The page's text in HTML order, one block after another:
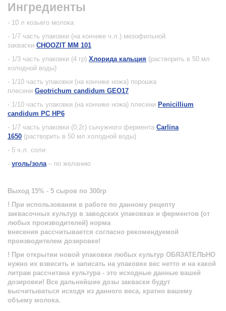
Ингредиенты
- 10 л козьего молока
- 1/7 часть упаковки (на кончике ч.л.) мезофильной
закваски CHOOZIT MM 101
- 1/3 часть упаковки (4 гр) Хлорида кальция (растворить в 50 мл
холодной воды)
- 1/10 часть упаковки (на кончике ножа) порошка
плесени Geotrichum candidum GEO17
- 1/10 часть упаковки (на кончике ножа) плесени Penicillium
candidum PC HP6
- 1/7 часть упаковки (0,2г) сычужного фермента Carlina
1650 (растворить в 50 мл холодной воды)
- 5 ч.л. соли
- уголь/зола– по желанию
Выход 15% - 5 сыров по 300гр
! При использовании в работе по данному рецепту
заквасочных культур в заводских упаковках и ферментов (от
любых производителей) норма
внесения рассчитывается согласно рекомендуемой
производителем дозировке!
! При открытии новой упаковки любых культур ОБЯЗАТЕЛЬНО
нужно их взвесить и записать на упаковке вес нетто и на какой
литраж рассчитана культура - это исходные данные вашей
дозировки! Все дальнейшие дозы закваски будут
высчитываться исходя из данного веса, кратно вашему
объему молока.